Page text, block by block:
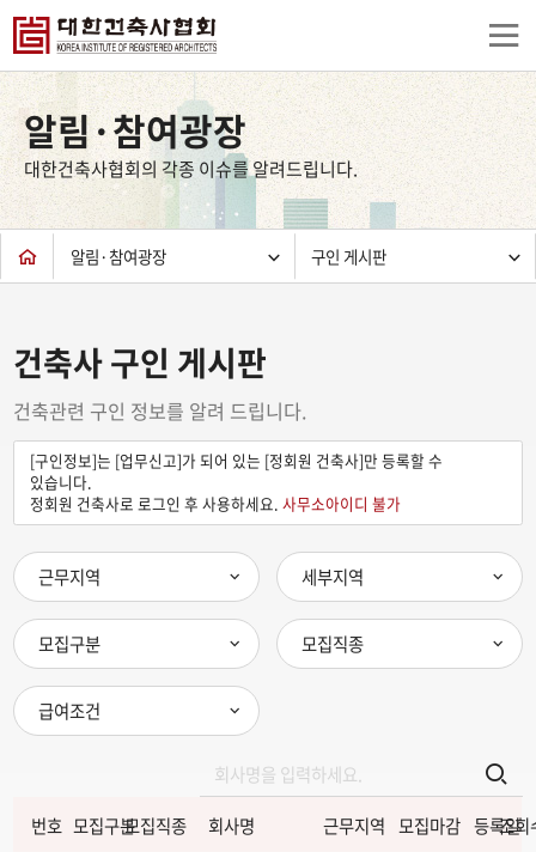
상
컨
츠
하
단
알림·참여광장
대한건축사협회의 각종 이슈를 알려드립니다.
알림·참여광장 구인 게시판
건축사 구인 게시판
건축관련 구인 정보를 알려 드립니다.
[구인정보]는 [업무신고]가 되어 있는 [정회원 건축사]만 등록할 수
있습니다.
정회원 건축사로 로그인 후 사용하세요. 사무소아이디 불가
근무지역 세부지역
모집구분 모집직종
급여조건
번호 모집구분모집직종 회사명 근무지역 모집마감 등록일
조회